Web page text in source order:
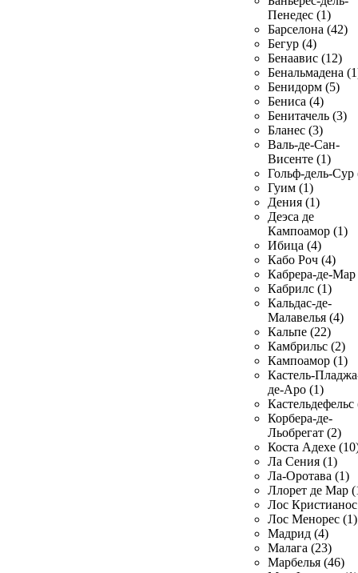
Пенедес (1)
Барселона (42)
Бегур (4)
Бенаавис (12)
Бенальмадена
Бенидорм (5)
Бениса (4)
Бенитачель (3)
Бланес (3)
Валь-де-Сан-
Висенте (1)
Гольф-дель-Сур
Гуим (1)
Дения (1)
Деэса де
Кампоамор (1)
Ибица (4)
Кабо Роч (4)
Кабрера-де-Мар
Кабрилс (1)
Кальдас-де-
Малавелья (4)
Кальпе (22)
Камбрильс (2)
Кампоамор (1)
Кастель-
де-Аро (1)
Кастельдефельс
Корбера-де-
Льобрегат (2)
Коста Адехе
Ла Сения (1)
Ла-Оротава (1)
Ллорет де Мар
Лос
Лос Менорес (1)
Мадрид (4)
Малага (23)
Марбелья (46)